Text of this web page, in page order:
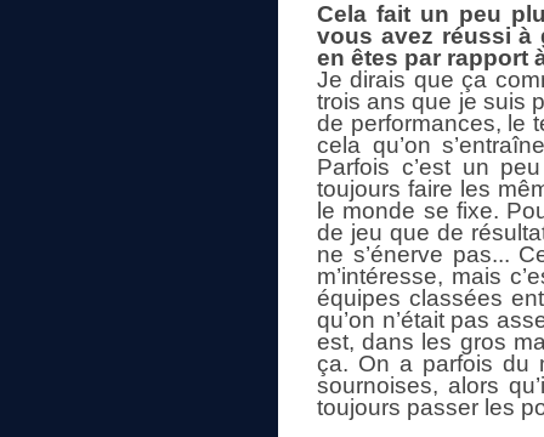
Cela fait un peu
vous avez réussi à
en êtes par rapport
Je dirais que ça
trois ans que je suis
de performances, le
cela qu’on
Parfois c’est un
toujours faire les
le monde se fixe.
de jeu que de
ne s’énerve pas...
m’intéresse, mais
équipes classées
qu’on n’était pas
est, dans les gros
ça. On a parfois du
sournoises, alors
toujours passer les